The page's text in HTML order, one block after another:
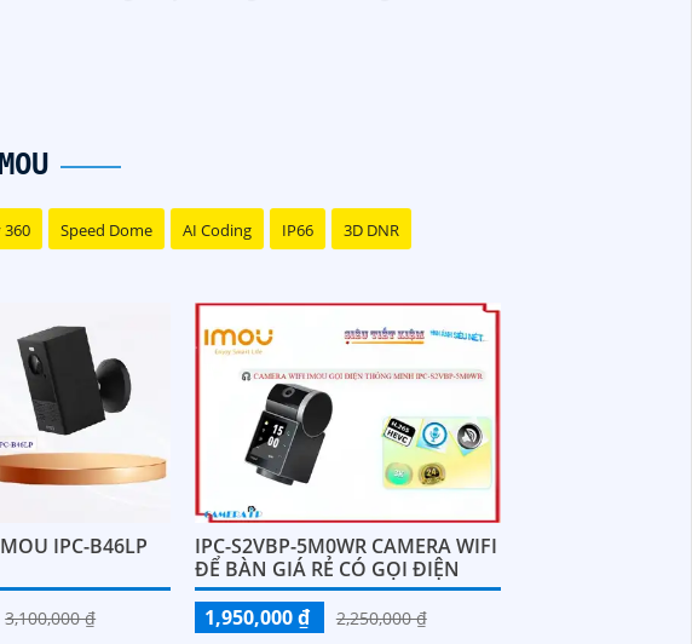
dụng mà không cần phải thuê dịch vụ chuyên nghiệp.
trong lĩnh vực an ninh và giám sát, vì vậy bạn có thể tin
giá rẻ.
360 Speed Dome AI Coding IP66 3D DNR
IPC-B46LP
3,100,000 ₫
IPC-S2VBP-5M0WR CAMERA WIFI
ĐỂ BÀN GIÁ RẺ CÓ GỌI ĐIỆN
1,950,000 ₫
2,250,000 ₫